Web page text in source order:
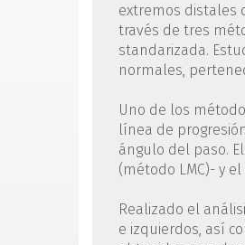
extremos distales
través de tres
standarizada.
normales,
Uno de los
línea de
ángulo del paso.
(método LMC)- y
Realizado el
e izquierdos, así